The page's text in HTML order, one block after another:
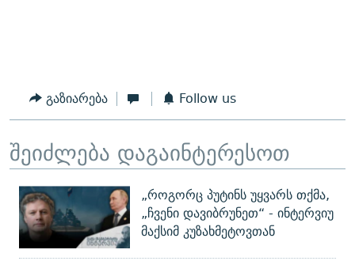
გაზიარება Follow us
შეიძლება დაგაინტერესოთ
„როგორც პუტინს უყვარს თქმა,
„ჩვენი დავიბრუნეთ“ - ინტერვიუ
მაქსიმ კუზახმეტოვთან